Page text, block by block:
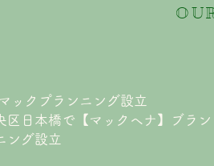
ックプランニング設立
区日本橋で【マックヘナ】ブラ
ング設立